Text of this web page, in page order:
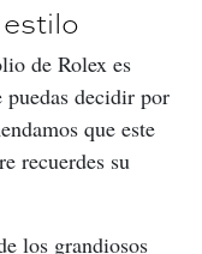
de Rolex es
puedas decidir por
que este
recuerdes su
los grandiosos